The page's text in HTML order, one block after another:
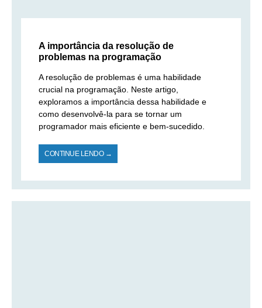
A importância da resolução de
problemas na programação
A resolução de problemas é uma habilidade
crucial na programação. Neste artigo,
exploramos a importância dessa habilidade e
como desenvolvê-la para se tornar um
programador mais eficiente e bem-sucedido.
CONTINUE LENDO →